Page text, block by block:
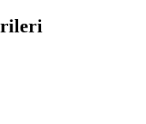
işlemler